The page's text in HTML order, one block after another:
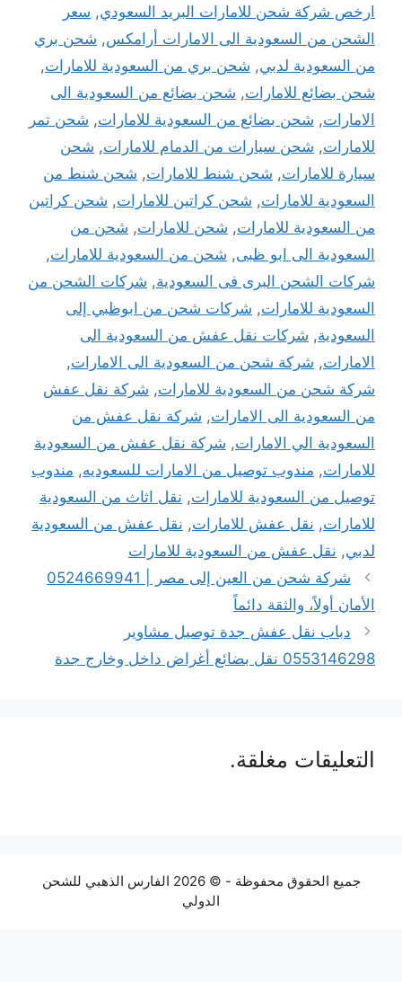
ارخص شركة شحن للامارات البريد السعودي,سعر
الشحن من السعودية الى الامارات أرامكس, شحن بري
من السعودية لدبي, شحن بري من السعودية للامارات,
شحن بضائع للامارات,شحن بضائع من السعودية الى
الامارات,شحن بضائع من السعودية للامارات,شحن تمر
للامارات,شحن سيارات من الدمام للامارات,شحن
سيارة للامارات,شحن شنط للامارات,شحن شنط من
السعودية للامارات,شحن كراتين للامارات,شحن كراتين
من السعودية للامارات,شحن للامارات,شحن من
السعودية الى ابو ظبى, شحن من السعودية للامارات,
شركات الشحن البرى فى السعودية,شركات الشحن من
السعودية للامارات,شركات شحن من ابوظبي إلى
السعودية,شركات نقل عفش من السعودية الى
الامارات,شركة شحن من السعودية الى الامارات,
شركة شحن من السعودية للامارات,شركة نقل عفش
من السعودية الى الامارات,شركة نقل عفش من
السعودية الي الامارات,شركة نقل عفش من السعودية
للامارات,مندوب توصيل من الامارات للسعوديه,مندوب
توصيل من السعودية للامارات,نقل اثاث من السعودية
للامارات,نقل عفش للامارات,نقل عفش من السعودية
لدبي, نقل عفش من السعودية للامارات
شركة شحن من العين إلى مصر | 0524669941
الأمان أولاً، والثقة دائماً
دباب نقل عفش جدة توصيل مشاوير
0553146298 نقل بضائع أغراض داخل وخارج جدة
التعليقات مغلقة.
جميع الحقوق محفوظة - © 2026 الفارس الذهبي للشحن
الدولي